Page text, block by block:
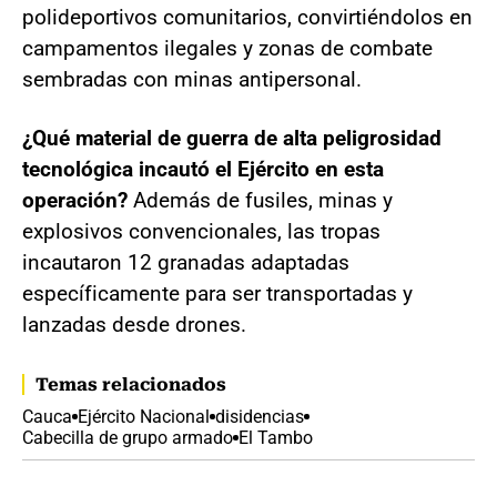
polideportivos comunitarios, convirtiéndolos en
campamentos ilegales y zonas de combate
sembradas con minas antipersonal.
¿Qué material de guerra de alta peligrosidad
tecnológica incautó el Ejército en esta
operación? Además de fusiles, minas y
explosivos convencionales, las tropas
incautaron 12 granadas adaptadas
específicamente para ser transportadas y
lanzadas desde drones.
Temas relacionados
Cauca Ejército Nacional disidencias
Cabecilla de grupo armado El Tambo